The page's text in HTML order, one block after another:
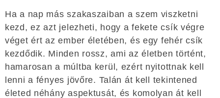
Ha a nap más szakaszaiban a szem viszketni
kezd, ez azt jelezheti, hogy a fekete csík végre
véget ért az ember életében, és egy fehér csík
kezdődik. Minden rossz, ami az életben történt,
hamarosan a múltba kerül, ezért nyitottnak kell
lenni a fényes jövőre. Talán át kell tekintened
életed néhány aspektusát, és komolyan át kell